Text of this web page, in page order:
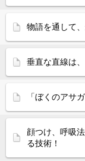
物語を通して
垂直な直線は
「ぼくのアサ
顔つけ、呼吸
る技術！